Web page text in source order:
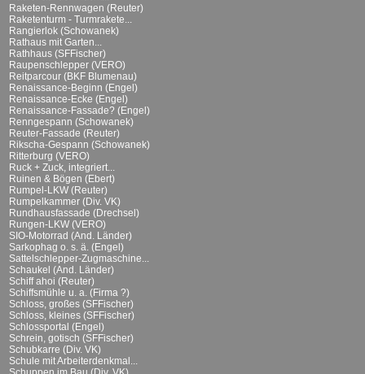
Raketen-Rennwagen (Reuter)
Raketenturm - Turmrakete...
Rangierlok (Schowanek)
Rathaus mit Garten...
Rathhaus (SFFischer)
Raupenschlepper (VERO)
Reitparcour (BKF Blumenau)
Renaissance-Beginn (Engel)
Renaissance-Ecke (Engel)
Renaissance-Fassade? (Engel)
Renngespann (Schowanek)
Reuter-Fassade (Reuter)
Rikscha-Gespann (Schowanek)
Ritterburg (VERO)
Ruck + Zuck, integriert...
Ruinen & Bögen (Ebert)
Rumpel-LKW (Reuter)
Rumpelkammer (Div. VK)
Rundhausfassade (Drechsel)
Rungen-LKW (VERO)
SIO-Motorrad (And. Länder)
Sarkophag o. s. ä. (Engel)
Sattelschlepper-Zugmaschine...
Schaukel (And. Länder)
Schiff ahoi (Reuter)
Schiffsmühle u. a. (Firma ?)
Schloss, großes (SFFischer)
Schloss, kleines (SFFischer)
Schlossportal (Engel)
Schrein, gotisch (SFFischer)
Schubkarre (Div. VK)
Schule mit Arbeiterdenkmal...